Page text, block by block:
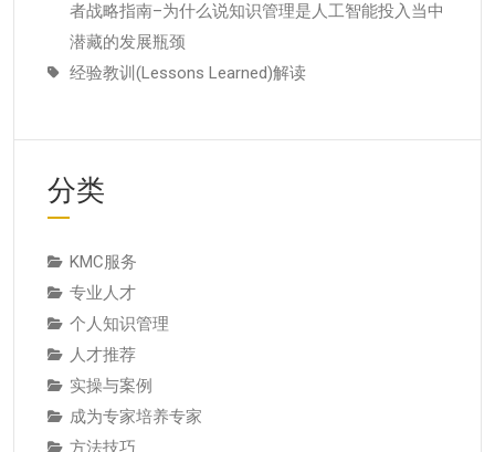
者战略指南–为什么说知识管理是人工智能投入当中
潜藏的发展瓶颈
经验教训(Lessons Learned)解读
分类
KMC服务
专业人才
个人知识管理
人才推荐
实操与案例
成为专家培养专家
方法技巧